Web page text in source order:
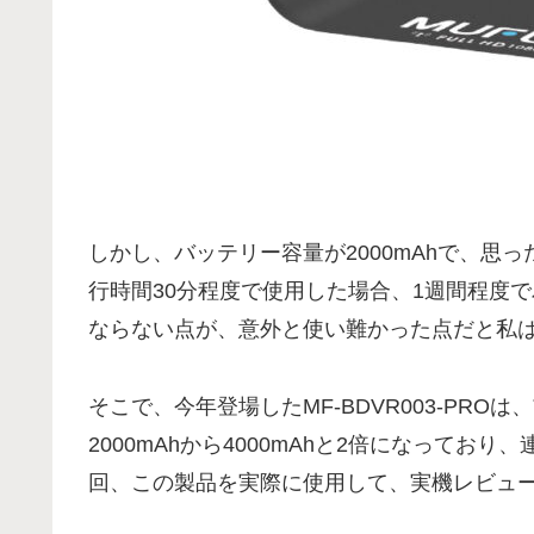
しかし、バッテリー容量が2000mAhで、思
行時間30分程度で使用した場合、1週間程度
ならない点が、意外と使い難かった点だと私
そこで、今年登場したMF-BDVR003-PROは
2000mAhから4000mAhと2倍になっており
回、この製品を実際に使用して、実機レビュ